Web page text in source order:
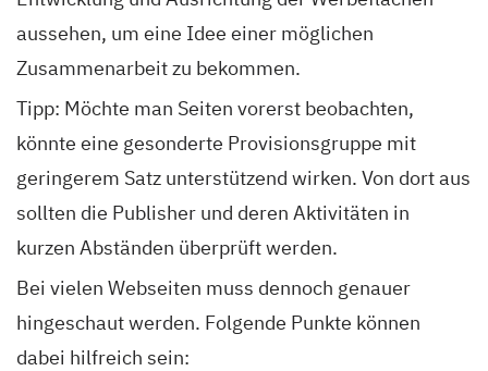
aussehen, um eine Idee einer möglichen
Zusammenarbeit zu bekommen.
Tipp: Möchte man Seiten vorerst beobachten,
könnte eine gesonderte Provisionsgruppe mit
geringerem Satz unterstützend wirken. Von dort aus
sollten die Publisher und deren Aktivitäten in
kurzen Abständen überprüftwerden.
Bei vielen Webseiten muss dennoch genauer
hingeschaut werden. Folgende Punkte können
dabei hilfreich sein: